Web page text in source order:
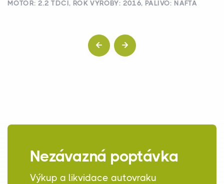
MOTOR: 2.2 TDCI, ROK VÝROBY: 2016, PALIVO: NAFTA
Nezávazná poptávka
Výkup a likvidace autovraku